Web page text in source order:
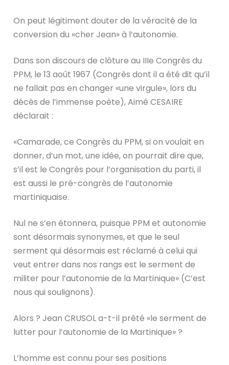
On peut légitiment douter de la véracité de la
conversion du «cher Jean» à l’autonomie.
Dans son discours de clôture au IIIe Congrès du
PPM, le 13 août 1967 (Congrès dont il a été dit qu’il
ne fallait pas en changer «une virgule», lors du
décès de l’immense poète), Aimé CESAIRE
déclarait :
«Camarade, ce Congrès du PPM, si on voulait en
donner, d’un mot, une idée, on pourrait dire que,
s’il est le Congrès pour l’organisation du parti, il
est aussi le pré-congrès de l’autonomie
martiniquaise.
Nul ne s’en étonnera, puisque PPM et autonomie
sont désormais synonymes, et que le seul
serment qui désormais est réclamé à celui qui
veut entrer dans nos rangs est le serment de
militer pour l’autonomie de la Martinique» (C’est
nous qui soulignons).
Alors ? Jean CRUSOL a-t-il prêté «le serment de
lutter pour l’autonomie de la Martinique» ?
L’homme est connu pour ses positions